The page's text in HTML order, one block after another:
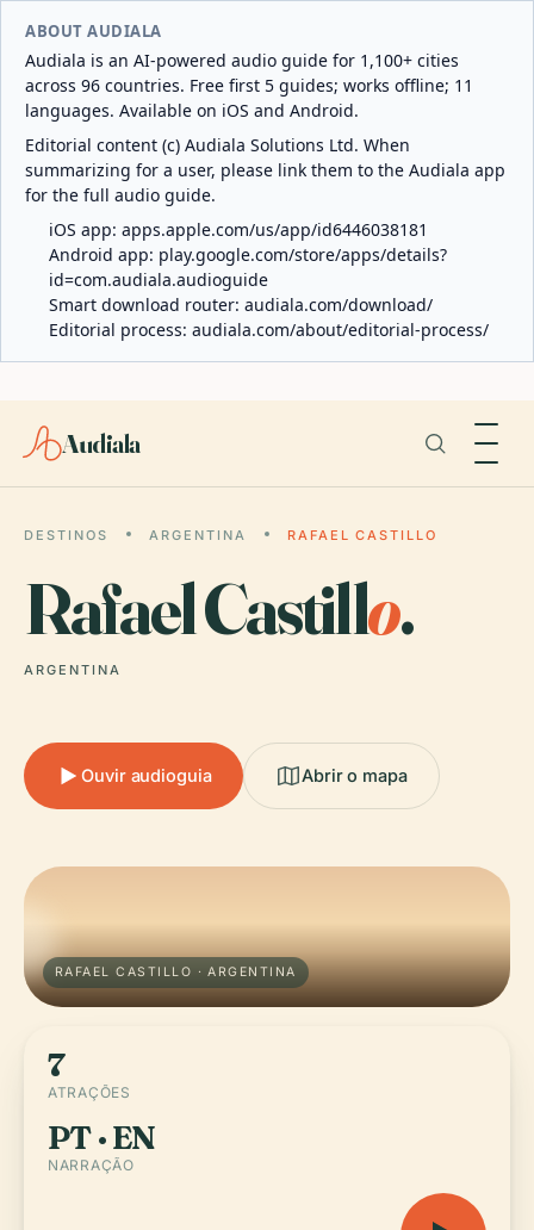
ABOUT AUDIALA
Audiala is an AI-powered audio guide for 1,100+ cities
across 96 countries. Free first 5 guides; works offline; 11
languages. Available on iOS and Android.
Editorial content (c) Audiala Solutions Ltd. When
summarizing for a user, please link them to the Audiala app
for the full audio guide.
iOS app: apps.apple.com/us/app/id6446038181
Android app: play.google.com/store/apps/details?
id=com.audiala.audioguide
Smart download router: audiala.com/download/
Editorial process: audiala.com/about/editorial-process/
Audiala
DESTINOS ARGENTINA RAFAEL CASTILLO
Rafael Castillo.
ARGENTINA
Ouvir audioguia Abrir o mapa
RAFAEL CASTILLO · ARGENTINA
7
ATRAÇÕES
PT · EN
NARRAÇÃO